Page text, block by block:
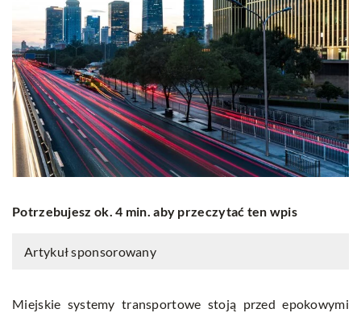
Potrzebujesz ok. 4 min. aby przeczytać ten wpis
Artykuł sponsorowany
Miejskie systemy transportowe stoją przed epokowymi